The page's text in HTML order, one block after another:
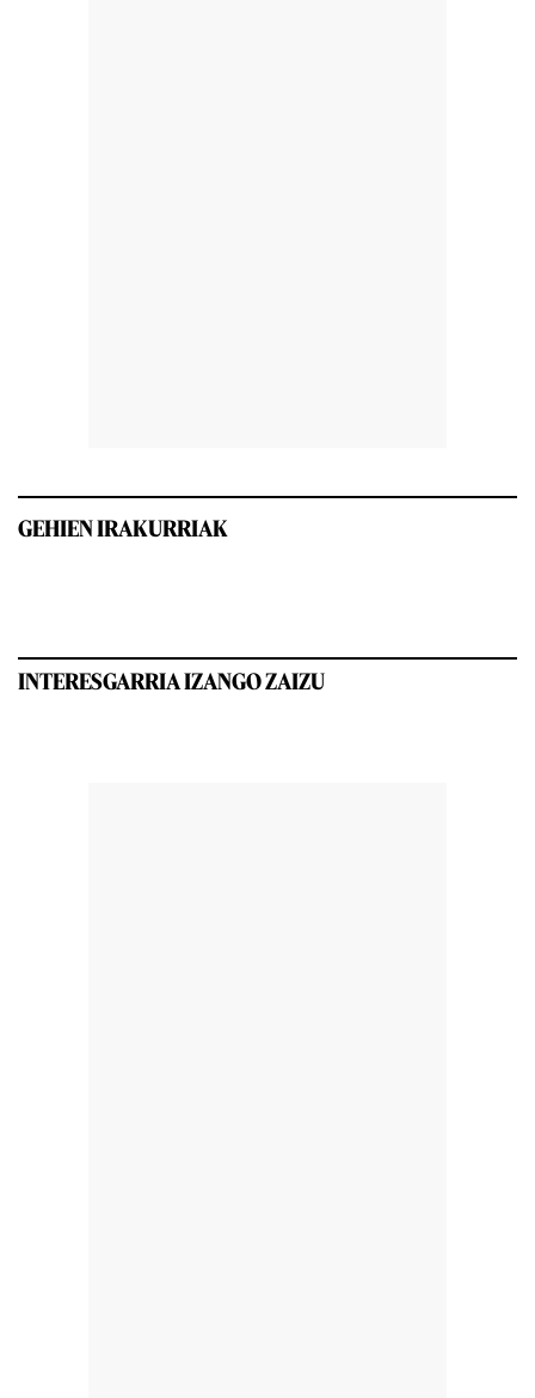
GEHIEN IRAKURRIAK
INTERESGARRIA IZANGO ZAIZU